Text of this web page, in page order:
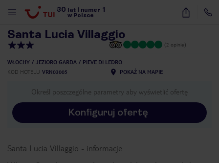
30 lat numer 1
w Polsce
16
Santa Lucia Villaggio
(2 opinie)
WŁOCHY JEZIORO GARDA
PIEVE DI LEDRO
KOD HOTELU VRN03005 POKAŻ NA MAPIE
Określ poszczególne parametry aby wyświetlić ofertę
Konfiguruj ofertę
Santa Lucia Villaggio - informacje